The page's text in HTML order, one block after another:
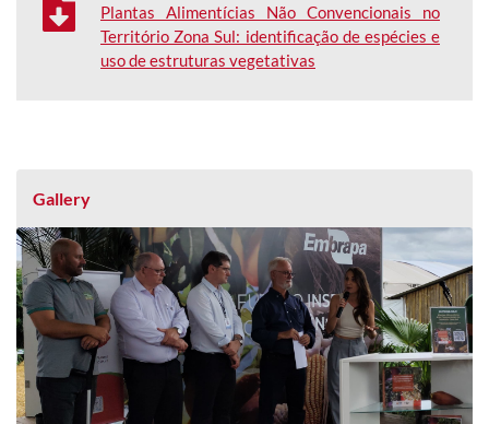
Plantas Alimentícias Não Convencionais no
Território Zona Sul: identificação de espécies e
uso de estruturas vegetativas
Gallery